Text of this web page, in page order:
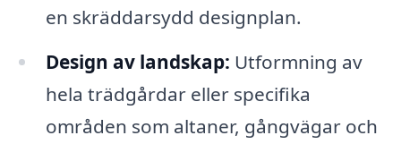
en skräddarsydd designplan.
Design av landskap: Utformning av
hela trädgårdar eller specifika
områden som altaner, gångvägar och